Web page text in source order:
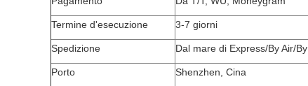
Termine d'esecuzione 3-7 giorni
Spedizione Dal mare di Express/By Air/By
Porto Shenzhen, Cina